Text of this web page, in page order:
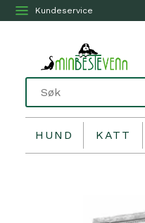
Kundeservice
HUND KATT